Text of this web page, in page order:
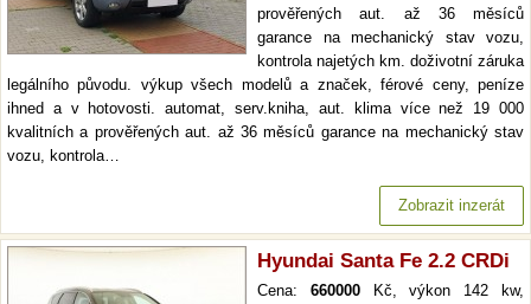
prověřených aut. až 36 měsíců
garance na mechanický stav vozu,
kontrola najetých km. doživotní záruka
legálního původu. výkup všech modelů a značek, férové ceny, peníze
ihned a v hotovosti. automat, serv.kniha, aut. klima více než 19 000
kvalitních a prověřených aut. až 36 měsíců garance na mechanický stav
vozu, kontrola…
Zobrazit inzerát
Hyundai Santa Fe 2.2 CRDi
Cena: 660000Kč, výkon 142 kw,